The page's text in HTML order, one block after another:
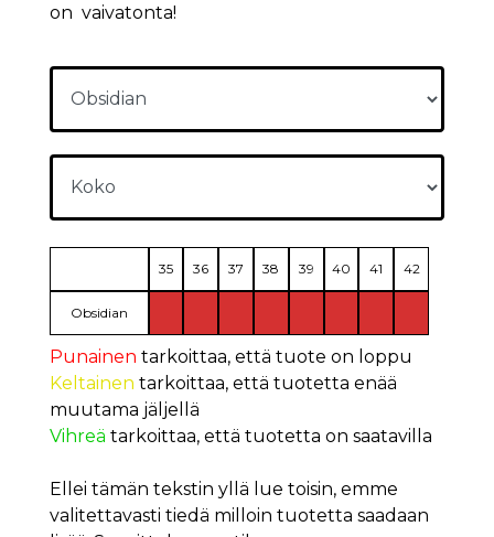
on vaivatonta!
35 36 37 38 39 40 41 42
Obsidian
Punainen tarkoittaa, että tuote on loppu
Keltainen tarkoittaa, että tuotetta enää
muutama jäljellä
Vihreä tarkoittaa, että tuotetta on saatavilla
Ellei tämän tekstin yllä lue toisin, emme
valitettavasti tiedä milloin tuotetta saadaan